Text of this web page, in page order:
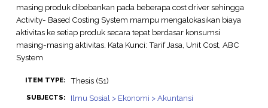
masing produk dibebankan pada beberapa cost driver sehingga
Activity- Based Costing System mampu mengalokasikan biaya
aktivitas ke setiap produk secara tepat berdasar konsumsi
masing-masing aktivitas. Kata Kunci: Tarif Jasa, Unit Cost, ABC
System
ITEM TYPE: Thesis (S1)
SUBJECTS: Ilmu Sosial > Ekonomi > Akuntansi